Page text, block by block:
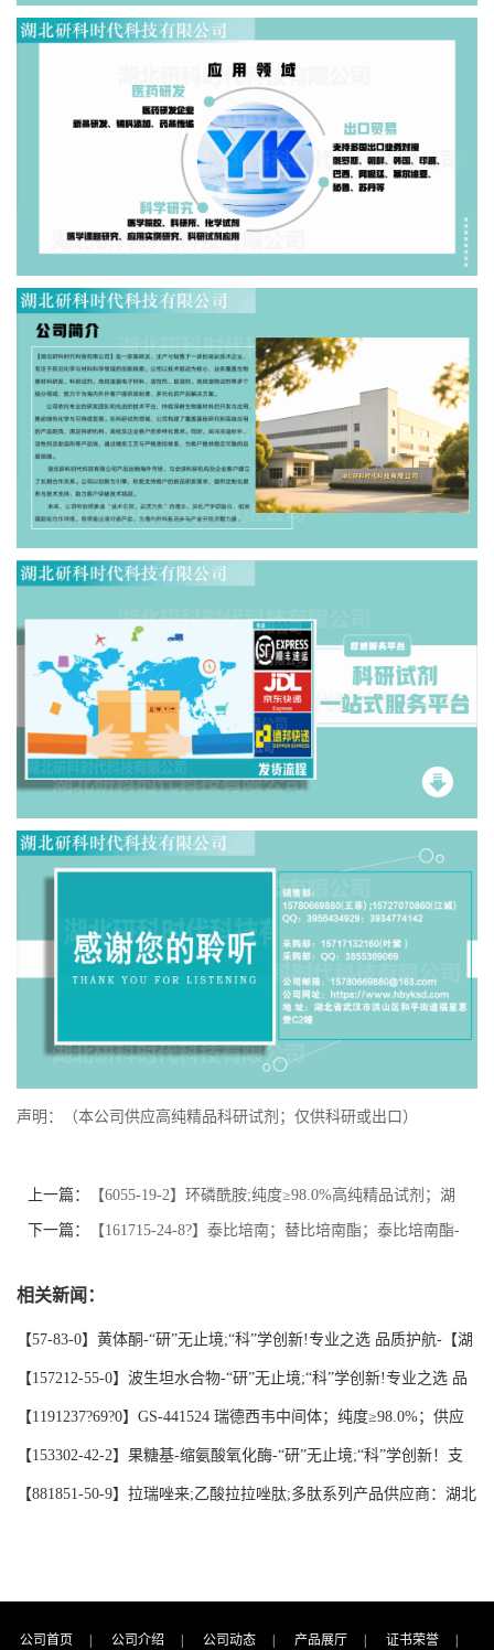
声明：（本公司供应高纯精品科研试剂；仅供科研或出口）
上一篇： 【6055-19-2】环磷酰胺;纯度≥98.0%高纯精品试剂；湖
北研科时代科技-“研”无止境;“科”学创新！检测图谱；MSDS等技
下一篇： 【161715-24-8?】泰比培南；替比培南酯；泰比培南酯-
图谱；MSDS等技术支持
相关新闻：
【57-83-0】黄体酮-“研”无止境;“科”学创新!专业之选 品质护航-【湖
北研科时代】支持三方验证；支持定制；检测图谱；MSDS等技术支
持！
【157212-55-0】波生坦水合物-“研”无止境;“科”学创新!专业之选 品
质护航-【湖北研科时代】支持三方验证；支持定制；检测图谱；
MSDS等技术支持！
【1191237?69?0】GS-441524 瑞德西韦中间体；纯度≥98.0%；供应
商品牌:【湖北研科时代科技】-“研”无止境;“科”学创新！支持三方验
证；支持定制；检测图谱；MSDS等技术支持！-业务咨询联系-王菲
【153302-42-2】果糖基-缩氨酸氧化酶-“研”无止境;“科”学创新！支
持三方验证；支持定制；MSDS等技术支持！
【881851-50-9】拉瑞唑来;乙酸拉拉唑肽;多肽系列产品供应商：湖北
公司首页 公司介绍 公司动态 产品展厅 证书荣誉